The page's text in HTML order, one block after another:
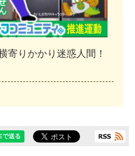
寄り かかり 迷惑 人 間 ！